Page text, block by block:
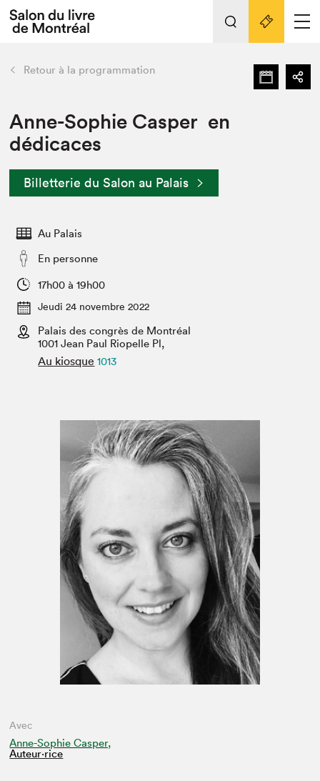
Espace médias
Espace exposant⋅e⋅s
Espace enseignant·e·s
Espace pro
Tout sur l'édition 2022
Actualités
Vidéos et Balados
retour Nos activités
Édition 2022
Planifier sa visite
Nous connaître
Projets partenaires 2022
Archives
Liens pratiques
Retour à la programmation
Anne-Sophie Casper en
dédicaces
Billetterie du Salon au Palais
Au Palais
En personne
17h00 à 19h00
Jeudi 24 novembre 2022
Palais des congrès de Montréal
1001 Jean Paul Riopelle Pl,
Au kiosque 1013
Avec
Anne-Sophie Casper,
Auteur·rice